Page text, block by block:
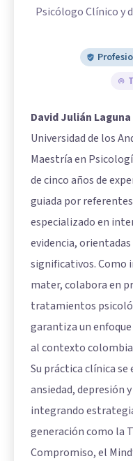
Psicólogo Clínico y
David Julián Laguna
Universidad de los
Maestría en
de cinco años de
guiada por
especializado en
evidencia,
significativos. Como
mater, colabora en
tratamientos
garantiza un
al contexto
Su práctica clínica se
ansiedad, depresión
integrando
generación como la
Compromiso, el